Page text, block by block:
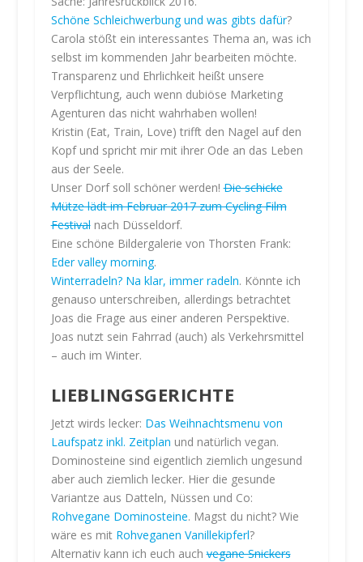
Schöne Schleichwerbung und was gibts dafür?
Carola stößt ein interessantes Thema an, was ich
selbst im kommenden Jahr bearbeiten möchte.
Transparenz und Ehrlichkeit heißt unsere
Verpflichtung, auch wenn dubiöse Marketing
Agenturen das nicht wahrhaben wollen!
Kristin (Eat, Train, Love) trifft den Nagel auf den
Kopf und spricht mir mit ihrer Ode an das Leben
aus der Seele.
Unser Dorf soll schöner werden!Die schicke
Mütze lädt im Februar 2017 zum Cycling Film
Festivalnach Düsseldorf.
Eine schöne Bildergalerie von Thorsten Frank:
Eder valley morning.
Winterradeln? Na klar, immer radeln. Könnte ich
genauso unterschreiben, allerdings betrachtet
Joas die Frage aus einer anderen Perspektive.
Joas nutzt sein Fahrrad (auch) als Verkehrsmittel
– auch im Winter.
LIEBLINGSGERICHTE
Jetzt wirds lecker: Das Weihnachtsmenu von
Laufspatz inkl. Zeitplan und natürlich vegan.
Dominosteine sind eigentlich ziemlich ungesund
aber auch ziemlich lecker. Hier die gesunde
Variantze aus Datteln, Nüssen und Co:
Rohvegane Dominosteine. Magst du nicht? Wie
wäre es mit Rohveganen Vanillekipferl?
Alternativ kann ich euch auchvegane Snickers
e
n
d
e
s
B
e
i
t
r
a
g
s
a
k
z
e
i
e
r
i
e
d
i
e
D
a
t